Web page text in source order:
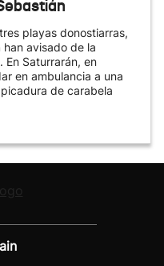
playas donostiarras,
avisado de la
En Saturrarán, en
en ambulancia a una
de carabela